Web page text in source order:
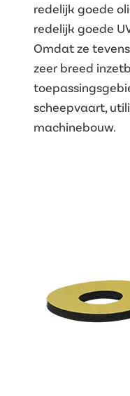
redelijk goede
redelijk goede
Omdat ze
zeer breed
scheepvaart,
machinebouw.